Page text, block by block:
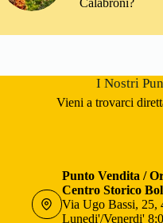
Calabroni?
I Nostri
Vieni a trovarci
Punto Vendita /
Centro Storico
Via Ugo Bassi, 25,
Lunedi'/Venerdi'